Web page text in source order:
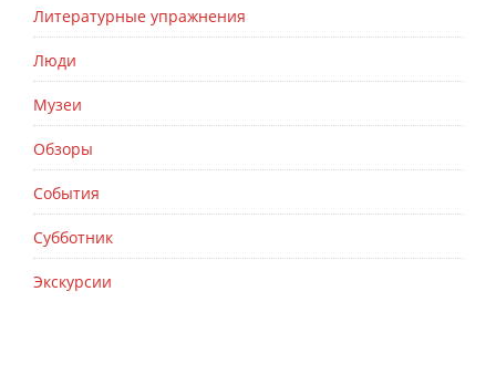
Литературные упражнения
Люди
Музеи
Обзоры
События
Субботник
Экскурсии